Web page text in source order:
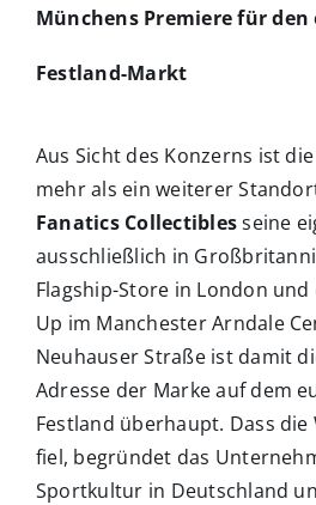
Münchens Premiere für den
Festland-Markt
Aus Sicht des Konzerns ist
mehr als ein weiterer
Fanatics Collectiblesseine
ausschließlich in
Flagship-Store in London
Up im Manchester Arndale
Neuhauser Straße ist damit
Adresse der Marke auf dem
Festland überhaupt. Dass
fiel, begründet das
Sportkultur in Deutschland